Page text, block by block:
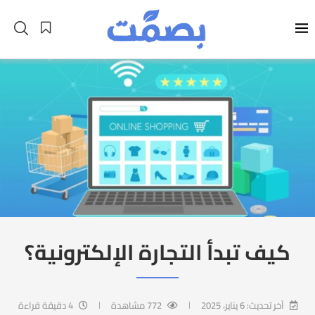
كيف تبدأ التجارة الإلكترونية؟
آخر تحديث:6 يناير، 2025 772مشاهدة
4 دقيقة قراءة